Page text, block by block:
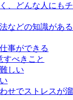
、どんな人にもチ
などの知識がある
事ができる
すべきこと
しい
せでストレスが溜